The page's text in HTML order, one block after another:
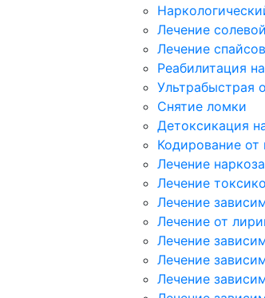
Лечение
Лечение
Реабилитация
Ультрабыстрая
Снятие ломки
Детоксикация
Кодирование от
Лечение
Лечение
Лечение
Лечение от
Лечение
Лечение
Лечение